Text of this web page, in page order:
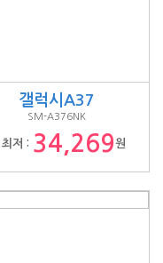
갤럭시A37
SM-A376NK
저 : 34,269원